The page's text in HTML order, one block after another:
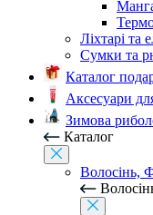
Ліхтарі та
Сумки та
Каталог
Аксесуари
Зимова
Каталог
Волосінь,